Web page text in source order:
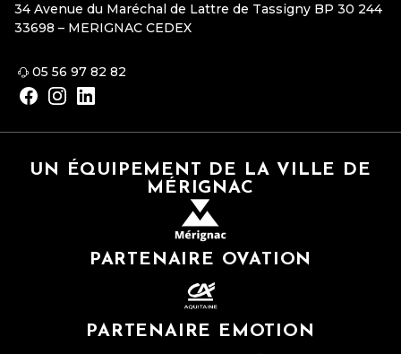
34 Avenue du Maréchal de Lattre de Tassigny BP 30 244
33698 – MERIGNAC CEDEX
05 56 97 82 82
UN ÉQUIPEMENT DE LA VILLE DE
MÉRIGNAC
PARTENAIRE OVATION
PARTENAIRE EMOTION